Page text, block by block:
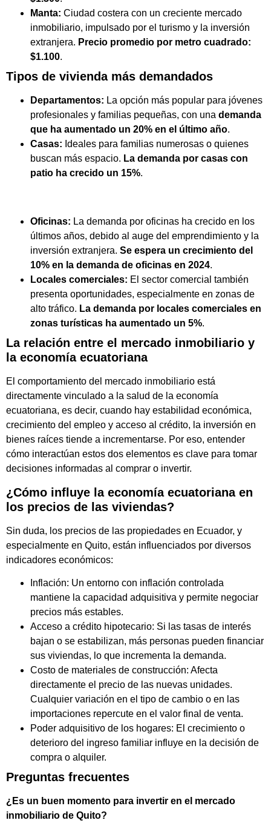
Manta: Ciudad costera con un creciente mercado
inmobiliario, impulsado por el turismo y la inversión
extranjera. Precio promedio por metro cuadrado:
$1.100.
Tipos de vivienda más demandados
Departamentos: La opción más popular para jóvenes
profesionales y familias pequeñas, con una demanda
que ha aumentado un 20% en el último año.
Casas: Ideales para familias numerosas o quienes
buscan más espacio. La demanda por casas con
patio ha crecido un 15%.
Oficinas: La demanda por oficinas ha crecido en los
últimos años, debido al auge del emprendimiento y la
inversión extranjera. Se espera un crecimiento del
10% en la demanda de oficinas en 2024.
Locales comerciales: El sector comercial también
presenta oportunidades, especialmente en zonas de
alto tráfico. La demanda por locales comerciales en
zonas turísticas ha aumentado un 5%.
La relación entre el mercado inmobiliario y
la economía ecuatoriana
El comportamiento del mercado inmobiliario está
directamente vinculado a la salud de la economía
ecuatoriana, es decir, cuando hay estabilidad económica,
crecimiento del empleo y acceso al crédito, la inversión en
bienes raíces tiende a incrementarse. Por eso, entender
cómo interactúan estos dos elementos es clave para tomar
decisiones informadas al comprar o invertir.
¿Cómo influye la economía ecuatoriana en
los precios de las viviendas?
Sin duda, los precios de las propiedades en Ecuador, y
especialmente en Quito, están influenciados por diversos
indicadores económicos:
Inflación: Un entorno con inflación controlada
mantiene la capacidad adquisitiva y permite negociar
precios más estables.
Acceso a crédito hipotecario: Si las tasas de interés
bajan o se estabilizan, más personas pueden financiar
sus viviendas, lo que incrementa la demanda.
Costo de materiales de construcción: Afecta
directamente el precio de las nuevas unidades.
Cualquier variación en el tipo de cambio o en las
importaciones repercute en el valor final de venta.
Poder adquisitivo de los hogares: El crecimiento o
deterioro del ingreso familiar influye en la decisión de
compra o alquiler.
Preguntas frecuentes
¿Es un buen momento para invertir en el mercado
inmobiliario de Quito?